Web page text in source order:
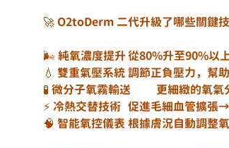
🚀 O2toDerm 二代升級了哪些關鍵
🌬 純氧濃度提升	從80%升
💧 雙重氣壓系統	調節正負
🧪 微分子氧霧輸送	更
⚡ 冷熱交替技術	促進毛細
🧠 智能氧控儀表	根據膚況